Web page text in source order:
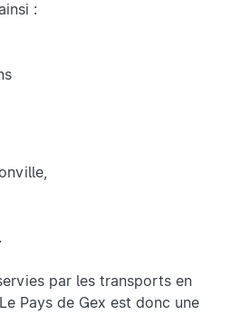
:
par les transports en
Pays de Gex est donc une